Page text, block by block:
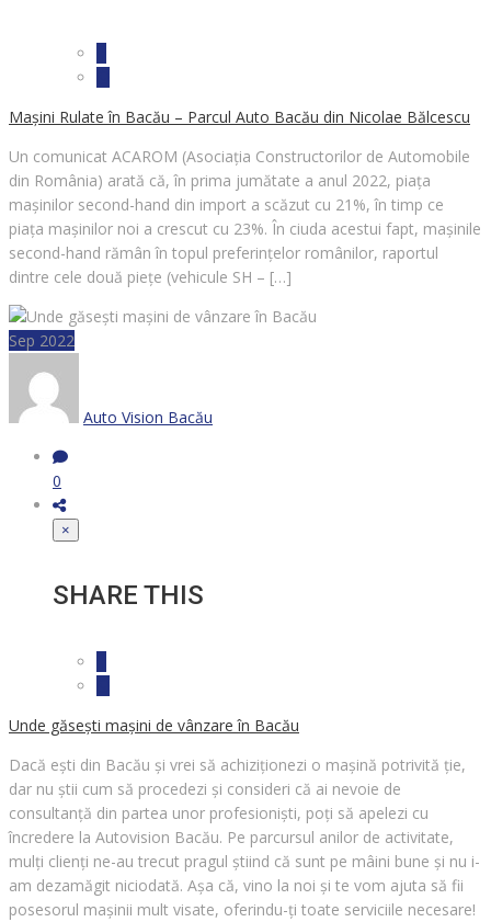
Mașini Rulate în Bacău – Parcul Auto Bacău din Nicolae Bălcescu
Un comunicat ACAROM (Asociația Constructorilor de Automobile
din România) arată că, în prima jumătate a anul 2022, piața
mașinilor second-hand din import a scăzut cu 21%, în timp ce
piața mașinilor noi a crescut cu 23%. În ciuda acestui fapt, mașinile
second-hand rămân în topul preferințelor românilor, raportul
dintre cele două piețe (vehicule SH – […]
Sep 2022
Auto Vision Bacău
0
×
SHARE THIS
Unde găsești mașini de vânzare în Bacău
Dacă ești din Bacău și vrei să achiziționezi o mașină potrivită ție,
dar nu știi cum să procedezi și consideri că ai nevoie de
consultanță din partea unor profesioniști, poți să apelezi cu
încredere la Autovision Bacău. Pe parcursul anilor de activitate,
mulți clienți ne-au trecut pragul știind că sunt pe mâini bune și nu i-
am dezamăgit niciodată. Așa că, vino la noi și te vom ajuta să fii
posesorul mașinii mult visate, oferindu-ți toate serviciile necesare!